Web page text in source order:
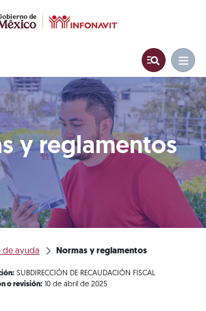
y reglamentos
de ayuda Normas y reglamentos
SUBDIRECCIÓN DE RECAUDACIÓN FISCAL
o revisión: 10 de abril de 2025